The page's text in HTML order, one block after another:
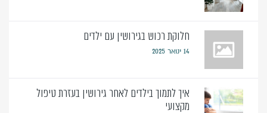
חלוקת רכוש בגירושין עם ילדים
14 ינואר 2025
איך לתמוך בילדים לאחר גירושין בעזרת טיפול
מקצועי